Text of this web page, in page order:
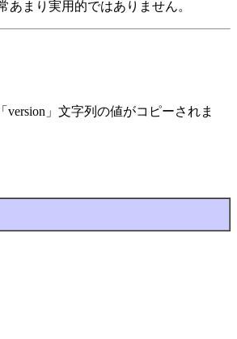
まり実用的ではありません。
」文字列の値がコピーされま